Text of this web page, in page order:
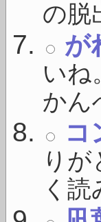
の脱
が
いね
かん
コ
り
く